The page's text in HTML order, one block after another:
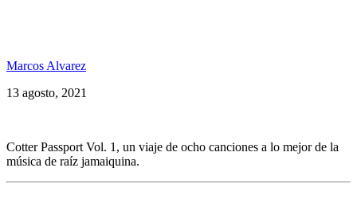
Marcos Alvarez
13 agosto, 2021
Cotter Passport Vol. 1, un viaje de ocho canciones a lo mejor de la
música de raíz jamaiquina.